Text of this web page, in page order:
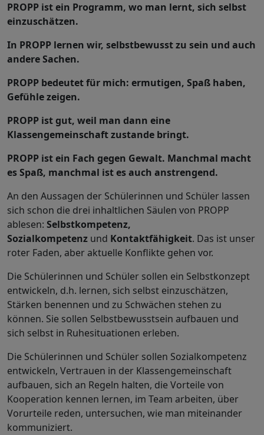
PROPP ist ein Programm, wo man lernt, sich selbst
einzuschätzen.
In PROPP lernen wir, selbstbewusst zu sein und auch
andere Sachen.
PROPP bedeutet für mich: ermutigen, Spaß haben,
Gefühle zeigen.
PROPP ist gut, weil man dann eine
Klassengemeinschaft zustande bringt.
PROPP ist ein Fach gegen Gewalt. Manchmal macht
es Spaß, manchmal ist es auch anstrengend.
An den Aussagen der Schülerinnen und Schüler lassen
sich schon die drei inhaltlichen Säulen von PROPP
ablesen: Selbstkompetenz,
Sozialkompetenz und Kontaktfähigkeit. Das ist unser
roter Faden, aber aktuelle Konflikte gehen vor.
Die Schülerinnen und Schüler sollen ein Selbstkonzept
entwickeln, d.h. lernen, sich selbst einzuschätzen,
Stärken benennen und zu Schwächen stehen zu
können. Sie sollen Selbstbewusstsein aufbauen und
sich selbst in Ruhesituationen erleben.
Die Schülerinnen und Schüler sollen Sozialkompetenz
entwickeln, Vertrauen in der Klassengemeinschaft
aufbauen, sich an Regeln halten, die Vorteile von
Kooperation kennen lernen, im Team arbeiten, über
Vorurteile reden, untersuchen, wie man miteinander
kommuniziert.